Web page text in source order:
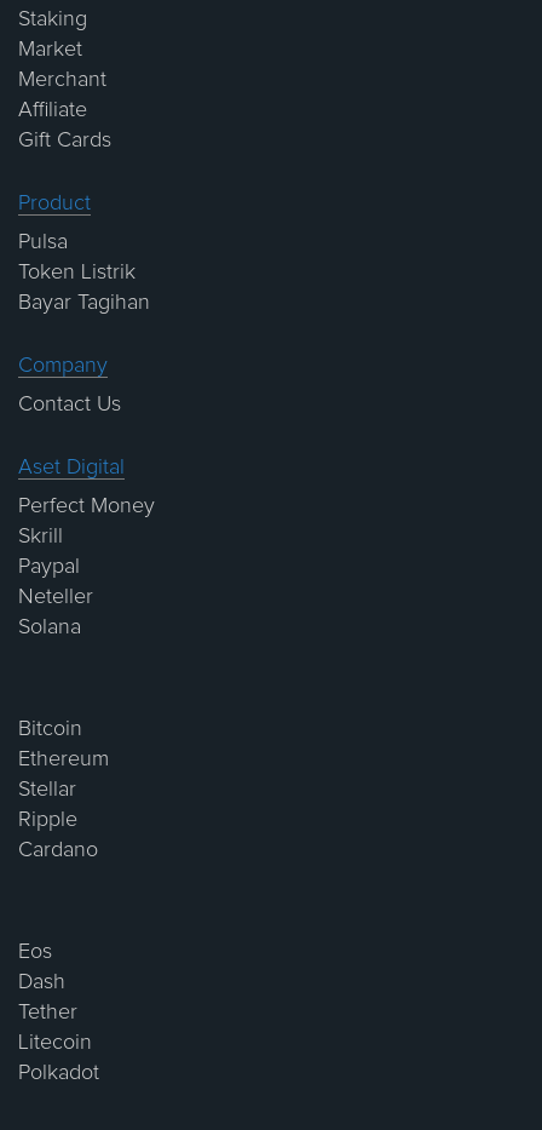
Staking
Market
Merchant
Affiliate
Gift Cards
Product
Pulsa
Token Listrik
Bayar Tagihan
Company
Contact Us
Aset Digital
Perfect Money
Skrill
Paypal
Neteller
Solana
Bitcoin
Ethereum
Stellar
Ripple
Cardano
Eos
Dash
Tether
Litecoin
Polkadot